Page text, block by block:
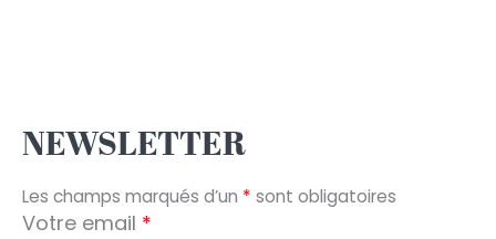
NEWSLETTER
Les champs marqués d’un * sont obligatoires
Votre email *